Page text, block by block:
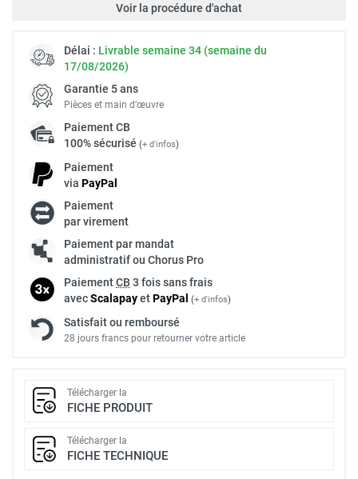
Voir la procédure d'achat
Délai : Livrable semaine 34 (semaine du
17/08/2026)
Garantie 5 ans
Pièces et main d’œuvre
PaiementCB
100% sécurisé (+ d'infos)
Paiement
via PayPal
Paiement
par virement
Paiement par mandat
administratif ou Chorus Pro
PaiementCB 3 fois sans frais
avecScalapayetPayPal (+ d'infos)
Satisfait ou remboursé
28 jours francs pour retourner votre article
Télécharger la
FICHE PRODUIT
Télécharger la
FICHE TECHNIQUE